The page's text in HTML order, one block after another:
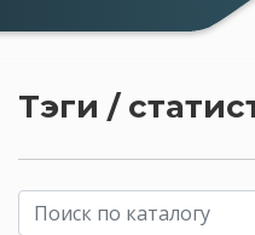
Тэги /